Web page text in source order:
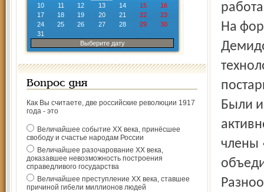
10
11 12 13 14 15
16
17
18 19 20 21 22
23
24
25 26 27 28 29
30
31
Выберите дату
Вопрос дня
Как Вы считаете, две российские революции 1917
года - это
Величайшее событие ХХ века, принёсшее
свободу и счастье народам России
Величайшее разочарование ХХ века,
доказавшее невозможность построения
справедливого государства
Величайшее преступление ХХ века, ставшее
причиной гибели миллионов людей
На
Были
члены